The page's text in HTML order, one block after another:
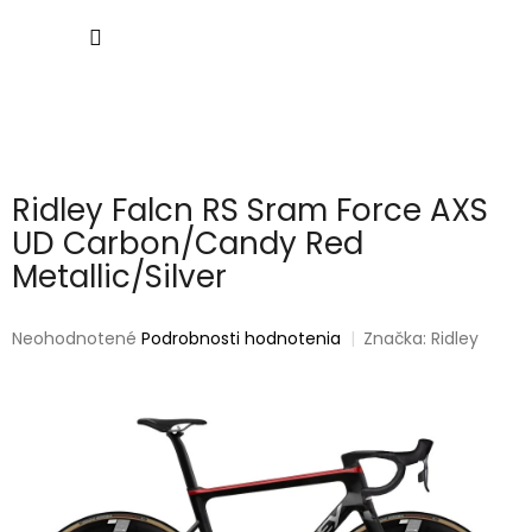
Ridley Falcn RS Sram Force AXS
UD Carbon/Candy Red
Metallic/Silver
Priemerné
Neohodnotené Podrobnosti hodnotenia Značka:Ridley